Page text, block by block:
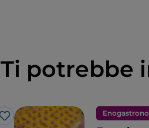
Ti potrebbe
Like